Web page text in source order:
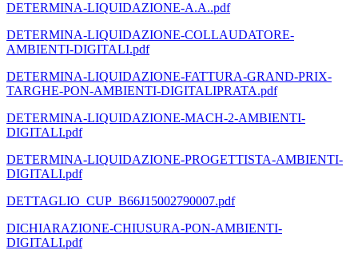
DETERMINA-LIQUIDAZIONE-A.A..pdf
DETERMINA-LIQUIDAZIONE-COLLAUDATORE-
AMBIENTI-DIGITALI.pdf
DETERMINA-LIQUIDAZIONE-FATTURA-GRAND-PRIX-
TARGHE-PON-AMBIENTI-DIGITALIPRATA.pdf
DETERMINA-LIQUIDAZIONE-MACH-2-AMBIENTI-
DIGITALI.pdf
DETERMINA-LIQUIDAZIONE-PROGETTISTA-AMBIENTI-
DIGITALI.pdf
DETTAGLIO_CUP_B66J15002790007.pdf
DICHIARAZIONE-CHIUSURA-PON-AMBIENTI-
DIGITALI.pdf